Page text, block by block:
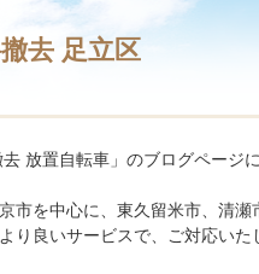
去 足立区
放置自転車」のブログページ
市を中心に、東久留米市、清
り良いサービスで、ご対応いた